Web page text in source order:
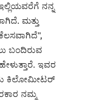
ನನ್ನ
ಮತ್ತು
ಬಂದಿರುವ
ಇವರ
ಕಿಲೋಮೀಟರ್
ನಮ್ಮ